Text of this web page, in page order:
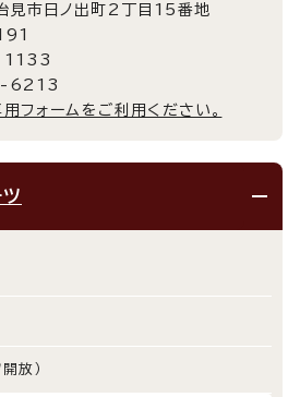
市日ノ出町2丁目15番地
1133
6213
フォームをご利用ください。
放）